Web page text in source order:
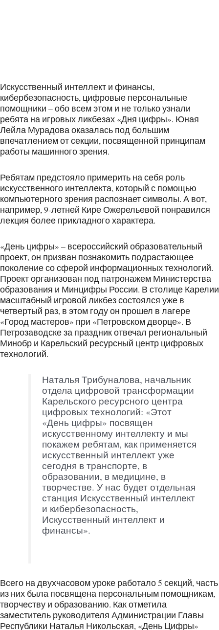
Искусственный интеллект и финансы,
кибербезопасность, цифровые персональные
помощники – обо всем этом и не только узнали
ребята на игровых ликбезах «Дня цифры». Юная
Лейла Мурадова оказалась под большим
впечатлением от секции, посвященной принципам
работы машинного зрения.
Ребятам предстояло примерить на себя роль
искусственного интеллекта, который с помощью
компьютерного зрения распознает символы. А вот,
например, 9-летней Кире Ожерельевой понравился
лекция более прикладного характера.
«День цифры» – всероссийский образовательный
проект, он призван познакомить подрастающее
поколение со сферой информационных технологий.
Проект организован под патронажем Министерства
образования и Минцифры России. В столице Карелии
масштабный игровой ликбез состоялся уже в
четвертый раз, в этом году он прошел в лагере
«Город мастеров» при «Петровском дворце». В
Петрозаводске за праздник отвечал региональный
Минобр и Карельский ресурсный центр цифровых
технологий.
Наталья Трибуналова, начальник
отдела цифровой трансформации
Карельского ресурсного центра
цифровых технологий: «Этот
«День цифры» посвящен
искусственному интеллекту и мы
покажем ребятам, как применяется
искусственный интеллект уже
сегодня в транспорте, в
образовании, в медицине, в
творчестве. У нас будет отдельная
станция Искусственный интеллект
и кибербезопасность,
Искусственный интеллект и
финансы».
Всего на двухчасовом уроке работало 5 секций, часть
из них была посвящена персональным помощникам,
творчеству и образованию. Как отметила
заместитель руководителя Администрации Главы
Республики Наталья Никольская, «День Цифры»